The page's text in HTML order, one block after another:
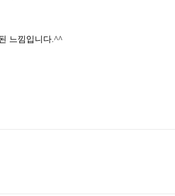
느낌입니다.^^